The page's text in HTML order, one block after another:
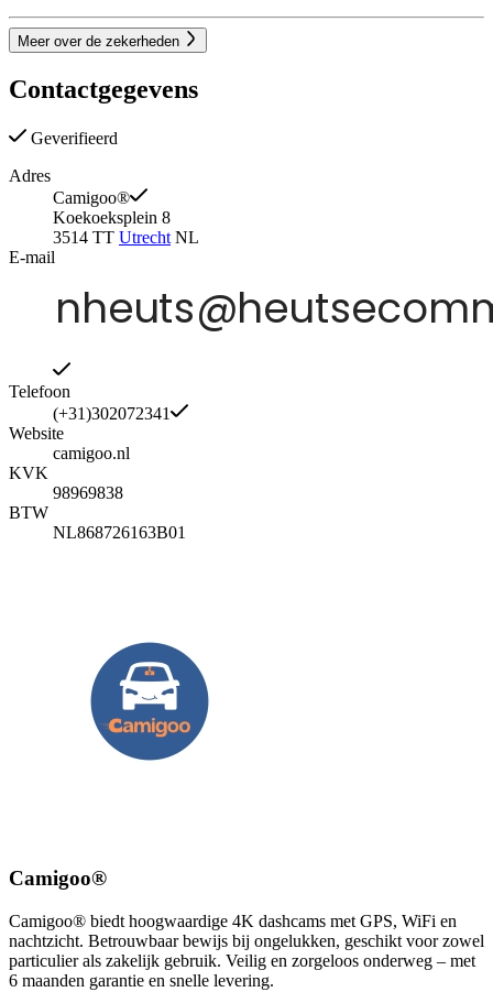
Meer over de zekerheden
Contactgegevens
Geverifieerd
Adres
Camigoo®
Koekoeksplein 8
3514 TT Utrecht NL
E-mail
Telefoon
(+31)302072341
Website
camigoo.nl
KVK
98969838
BTW
NL868726163B01
Camigoo®
Camigoo® biedt hoogwaardige 4K dashcams met GPS, WiFi en
nachtzicht. Betrouwbaar bewijs bij ongelukken, geschikt voor zowel
particulier als zakelijk gebruik. Veilig en zorgeloos onderweg – met
6 maanden garantie en snelle levering.